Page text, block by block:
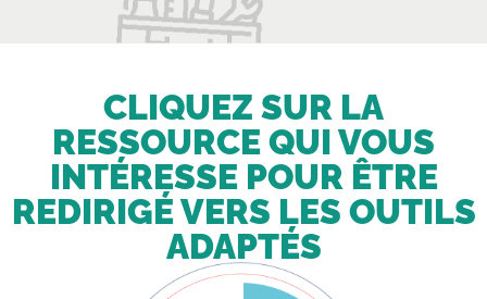
CLIQUEZ SUR LA
RESSOURCE QUI VOUS
INTÉRESSE POUR ÊTRE
REDIRIGÉ VERS LES OUTILS
ADAPTÉS